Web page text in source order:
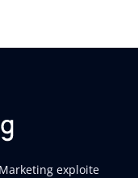
exploite